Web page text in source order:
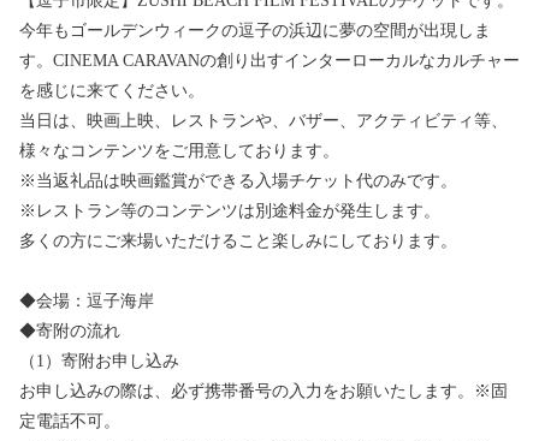
今年もゴールデンウィークの逗子の浜辺に夢の空間が出現しま
す。CINEMA CARAVANの創り出すインターローカルなカルチャー
を感じに来てください。
当日は、映画上映、レストランや、バザー、アクティビティ等、
様々なコンテンツをご用意しております。
※当返礼品は映画鑑賞ができる入場チケット代のみです。
※レストラン等のコンテンツは別途料金が発生します。
多くの方にご来場いただけること楽しみにしております。
◆会場：逗子海岸
◆寄附の流れ
（1）寄附お申し込み
お申し込みの際は、必ず携帯番号の入力をお願いたします。※固
定電話不可。